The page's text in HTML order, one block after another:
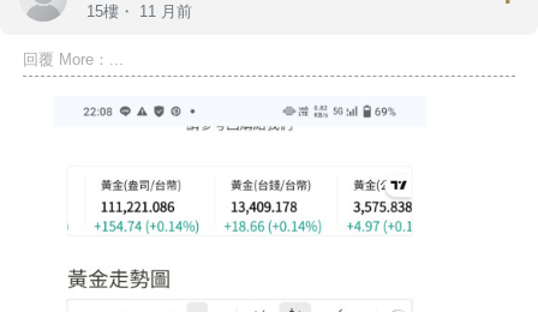
15樓・ 11 月前
回覆 More：...